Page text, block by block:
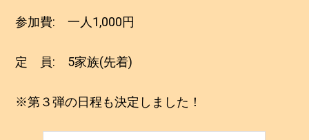
参加費: 一人1,000円
定 員: 5家族(先着)
※第３弾の日程も決定しました！